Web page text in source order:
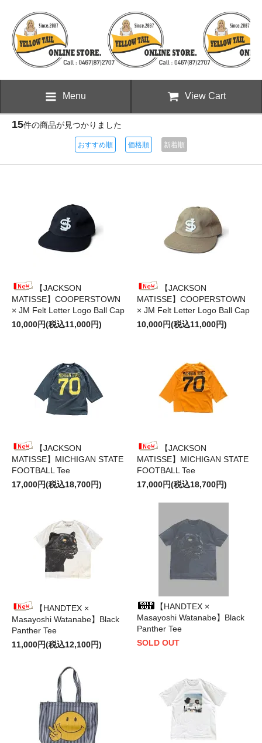
Menu View Cart
15件の商品が見つかりました
おすすめ順 価格順 新着順
【JACKSON
MATISSE】COOPERSTOWN
× JM Felt Letter Logo Ball Cap
10,000円(税込11,000円)
【JACKSON
MATISSE】COOPERSTOWN
× JM Felt Letter Logo Ball Cap
10,000円(税込11,000円)
【JACKSON
MATISSE】MICHIGAN STATE
FOOTBALL Tee
17,000円(税込18,700円)
【JACKSON
MATISSE】MICHIGAN STATE
FOOTBALL Tee
17,000円(税込18,700円)
【HANDTEX ×
Masayoshi Watanabe】Black
Panther Tee
11,000円(税込12,100円)
【HANDTEX ×
Masayoshi Watanabe】Black
Panther Tee
SOLD OUT